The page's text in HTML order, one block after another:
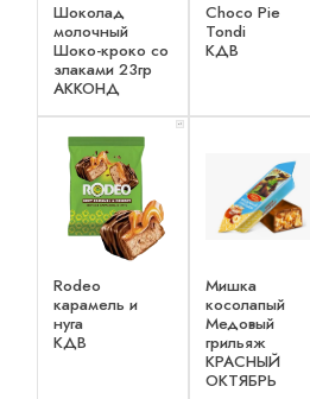
Шоколад
молочный
Шоко-кроко со
злаками 23гр
АККОНД
Choco Pie
Tondi
КДВ
x 1
Rodeo
карамель и
нуга
КДВ
Мишка
косолапый
Медовый
грильяж
КРАСНЫЙ
ОКТЯБРЬ